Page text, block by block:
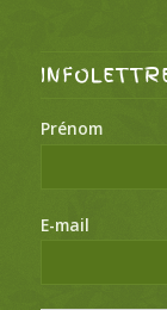
Prénom
E-mail